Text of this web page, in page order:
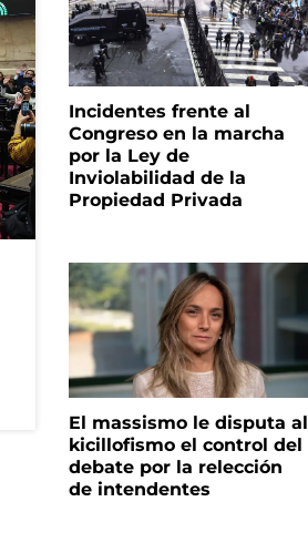
Incidentes frente al
Congreso en la marcha
por la Ley de
Inviolabilidad de la
Propiedad Privada
El massismo le disputa al
kicillofismo el control del
debate por la relección
de intendentes